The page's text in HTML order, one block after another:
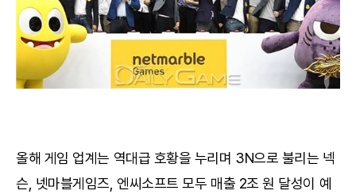
올해 게임 업계는 역대급 호황을 누리며 3N으로 불리는 넥
슨, 넷마블게임즈, 엔씨소프트 모두 매출 2조 원 달성이 예